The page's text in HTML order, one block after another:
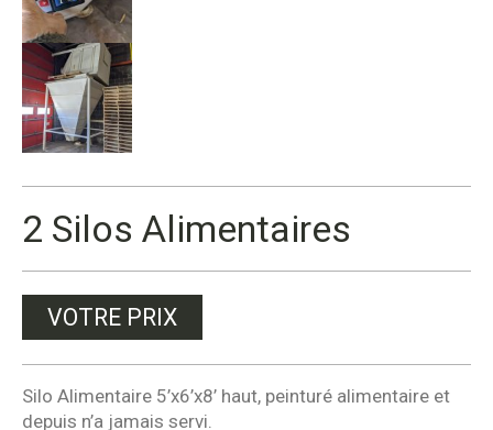
2 Silos Alimentaires
VOTRE PRIX
Silo Alimentaire 5’x6’x8’ haut, peinturé alimentaire et
depuis n’a jamais servi.